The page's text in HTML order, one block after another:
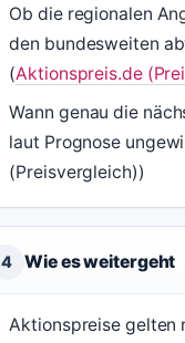
Ob die regionalen
den bundesweiten
(Aktionspreis.de
Wann genau die
laut Prognose
(Preisvergleich))
4 Wie es weitergeht
Aktionspreise gelten